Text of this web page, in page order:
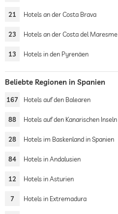
21 Hotels an der Costa Brava
23 Hotels an der Costa del Maresme
13 Hotels in den Pyrenäen
Beliebte Regionen in Spanien
167 Hotels auf den Balearen
88 Hotels auf den Kanarischen Inseln
28 Hotels im Baskenland in Spanien
84 Hotels in Andalusien
12 Hotels in Asturien
7 Hotels in Extremadura